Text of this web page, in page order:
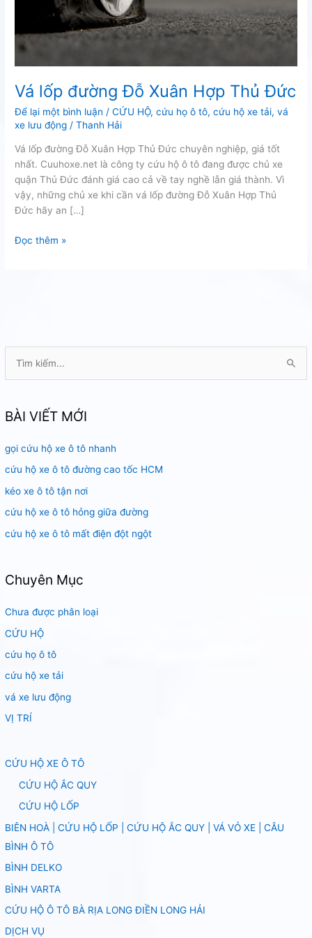
k
ế
m
:
BÀI VIẾT MỚI
gọi cứu hộ xe ô tô nhanh
cứu hộ xe ô tô đường cao tốc HCM
kéo xe ô tô tận nơi
cứu hộ xe ô tô hỏng giữa đường
cứu hộ xe ô tô mất điện đột ngột
Chuyên Mục
Chưa được phân loại
CỨU HỘ
cứu họ ô tô
cứu hộ xe tải
vá xe lưu động
VỊ TRÍ
CỨU HỘ XE Ô TÔ
CỨU HỘ ẮC QUY
CỨU HỘ LỐP
BIÊN HOÀ | CỨU HỘ LỐP | CỨU HỘ ẮC QUY | VÁ VỎ XE | CÂU
BÌNH Ô TÔ
BÌNH DELKO
BÌNH VARTA
CỨU HỘ Ô TÔ BÀ RỊA LONG ĐIỀN LONG HẢI
DỊCH VỤ
Vá lốp đường Đỗ Xuân Hợp Thủ Đức
Để lại một bình luận /CỨU HỘ,cứu họ ô tô,cứu hộ xe tải,vá
xe lưu động /Thanh Hải
Vá lốp đường Đỗ Xuân Hợp Thủ Đức chuyên nghiệp, giá tốt
nhất. Cuuhoxe.net là công ty cứu hộ ô tô đang được chủ xe
quận Thủ Đức đánh giá cao cả về tay nghề lẫn giá thành. Vì
vậy, những chủ xe khi cần vá lốp đường Đỗ Xuân Hợp Thủ
Đức hãy an […]
Vá
Đức
Đọc thêm »